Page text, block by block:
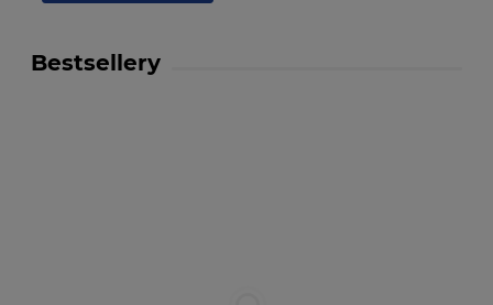
Bestsellery